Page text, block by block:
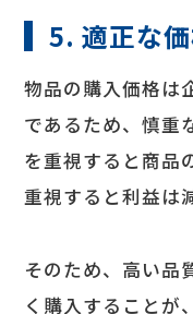
5. 適正な
物品の購入価格は
であるため、慎重
を重視すると商品
重視すると利益は
そのため、高い品
く購入することが